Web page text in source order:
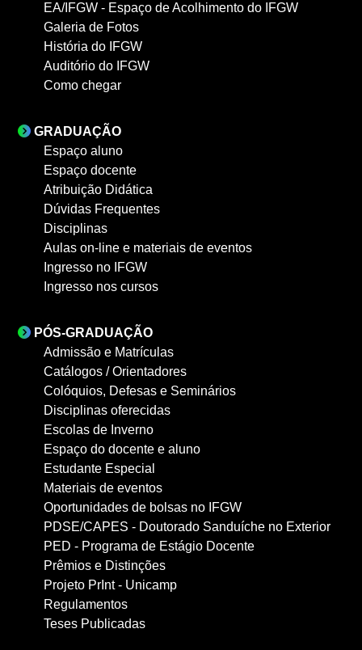
EA/IFGW - Espaço de Acolhimento do IFGW
Galeria de Fotos
História do IFGW
Auditório do IFGW
Como chegar
GRADUAÇÃO
Espaço aluno
Espaço docente
Atribuição Didática
Dúvidas Frequentes
Disciplinas
Aulas on-line e materiais de eventos
Ingresso no IFGW
Ingresso nos cursos
PÓS-GRADUAÇÃO
Admissão e Matrículas
Catálogos / Orientadores
Colóquios, Defesas e Seminários
Disciplinas oferecidas
Escolas de Inverno
Espaço do docente e aluno
Estudante Especial
Materiais de eventos
Oportunidades de bolsas no IFGW
PDSE/CAPES - Doutorado Sanduíche no Exterior
PED - Programa de Estágio Docente
Prêmios e Distinções
Projeto PrInt - Unicamp
Regulamentos
Teses Publicadas